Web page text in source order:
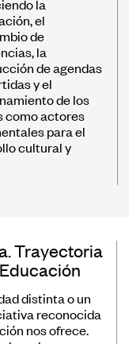
la
el
de
la
de agendas
y el
de los
como actores
para el
cultural y
Trayectoria
distinta o un
reconocida
nos ofrece.